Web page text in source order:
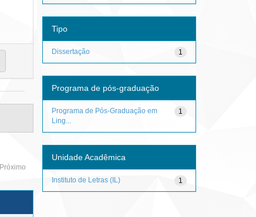
Próximo
Tipo
1
Dissertação
Programa de pós-graduação
1
Programa de Pós-Graduação em
Ling...
Unidade Acadêmica
1
Instituto de Letras (IL)